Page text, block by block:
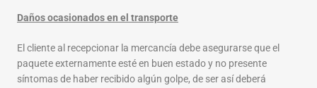
Daños ocasionados en el transporte
El cliente al recepcionar la mercancía debe asegurarse que el
paquete externamente esté en buen estado y no presente
síntomas de haber recibido algún golpe, de ser así deberá